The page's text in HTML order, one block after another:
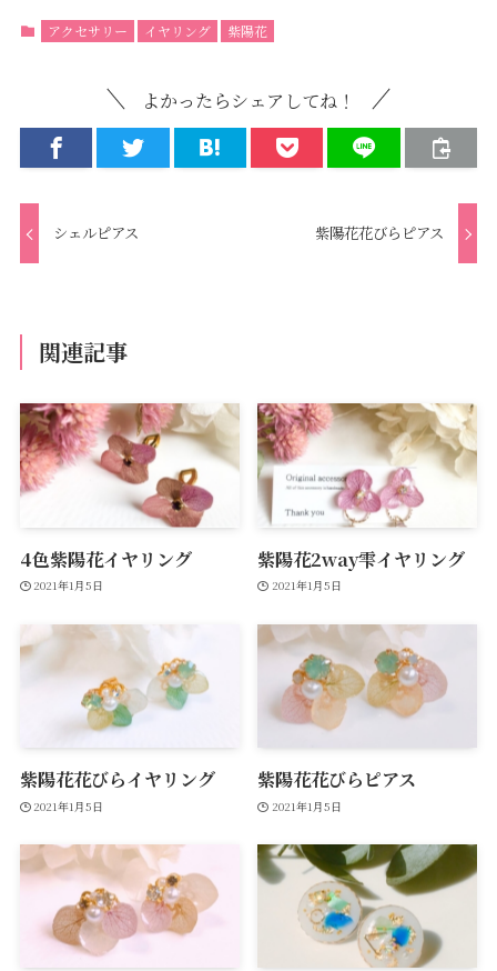
アクセサリー イヤリング 紫陽花
よかったらシェアしてね！
シェルピアス 紫陽花花びらピアス
関連記事
4色紫陽花イヤリング
2021年1月5日
紫陽花2way雫イヤリング
2021年1月5日
紫陽花花びらイヤリング
2021年1月5日
紫陽花花びらピアス
2021年1月5日